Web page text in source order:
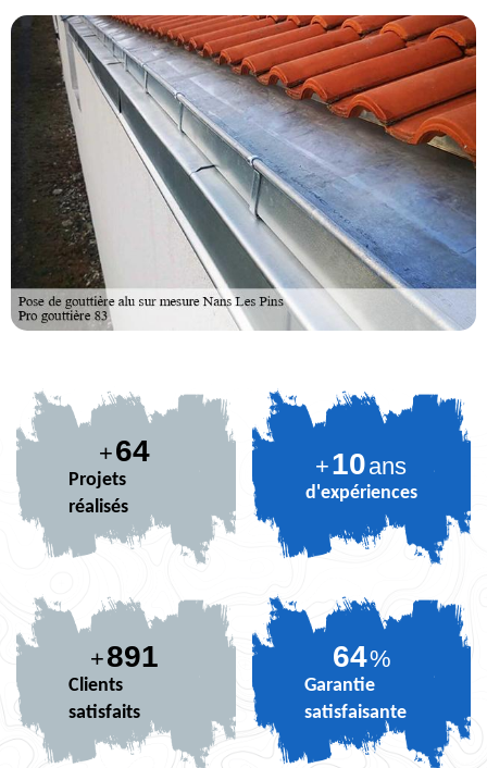
+80
Projets
réalisés
+10ans
d'expériences
+891
Clients
satisfaits
80%
Garantie
satisfaisante